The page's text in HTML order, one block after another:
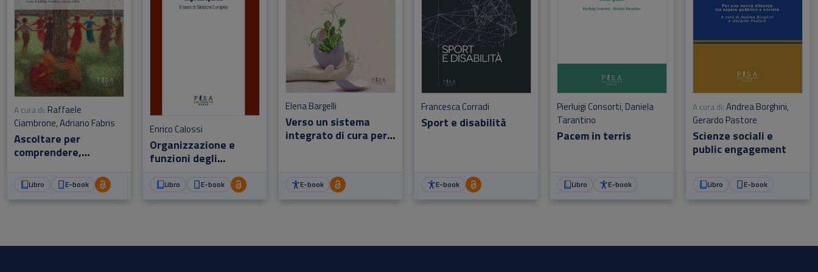
Ascoltare per
comprendere,
A cura di: Raffaele
Ciambrone,Adriano Fabris
Libro E-book
Organizzazione e
funzioni degli
Enrico Calossi
Libro E-book
Verso un sistema
integrato di cura per
Elena Bargelli
E-book
Sport e disabilità
Francesca Corradi
E-book
Pacem in terris
Pierluigi Consorti, Daniela
Tarantino
Libro E-book
Scienze sociali e
public engagement
A cura di: Andrea Borghini,
Gerardo Pastore
Libro E-book